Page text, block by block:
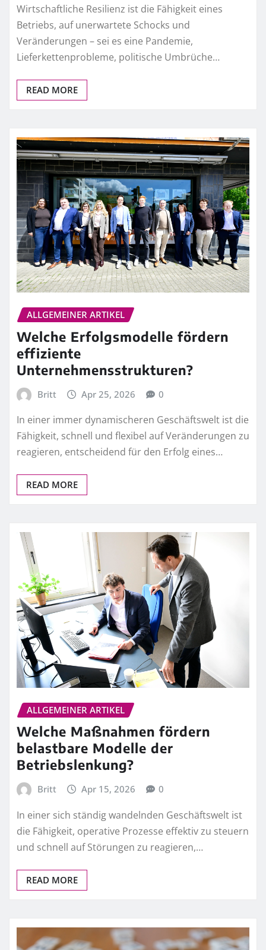
Wirtschaftliche Resilienz ist die Fähigkeit eines
Betriebs, auf unerwartete Schocks und
Veränderungen – sei es eine Pandemie,
Lieferkettenprobleme, politische Umbrüche…
READ MORE
ALLGEMEINER ARTIKEL
Welche Erfolgsmodelle fördern
effiziente
Unternehmensstrukturen?
Britt Apr 25, 2026 0
In einer immer dynamischeren Geschäftswelt ist die
Fähigkeit, schnell und flexibel auf Veränderungen zu
reagieren, entscheidend für den Erfolg eines…
READ MORE
ALLGEMEINER ARTIKEL
Welche Maßnahmen fördern
belastbare Modelle der
Betriebslenkung?
Britt Apr 15, 2026 0
In einer sich ständig wandelnden Geschäftswelt ist
die Fähigkeit, operative Prozesse effektiv zu steuern
und schnell auf Störungen zu reagieren,…
READ MORE